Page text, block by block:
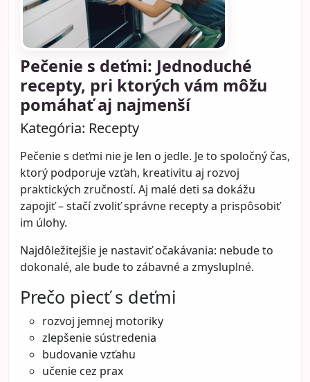
Pečenie s deťmi: Jednoduché
recepty, pri ktorých vám môžu
pomáhať aj najmenší
Kategória: Recepty
Pečenie s deťmi nie je len o jedle. Je to spoločný čas,
ktorý podporuje vzťah, kreativitu aj rozvoj
praktických zručností. Aj malé deti sa dokážu
zapojiť – stačí zvoliť správne recepty a prispôsobiť
im úlohy.
Najdôležitejšie je nastaviť očakávania: nebude to
dokonalé, ale bude to zábavné a zmysluplné.
Prečo piecť s deťmi
rozvoj jemnej motoriky
zlepšenie sústredenia
budovanie vzťahu
učenie cez prax